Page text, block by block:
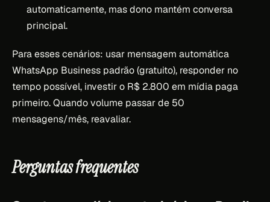
automaticamente, mas dono mantém conversa
principal.
Para esses cenários: usar mensagem automática
WhatsApp Business padrão (gratuito), responder no
tempo possível, investir o R$ 2.800 em mídia paga
primeiro. Quando volume passar de 50
mensagens/mês, reavaliar.
Perguntas frequentes